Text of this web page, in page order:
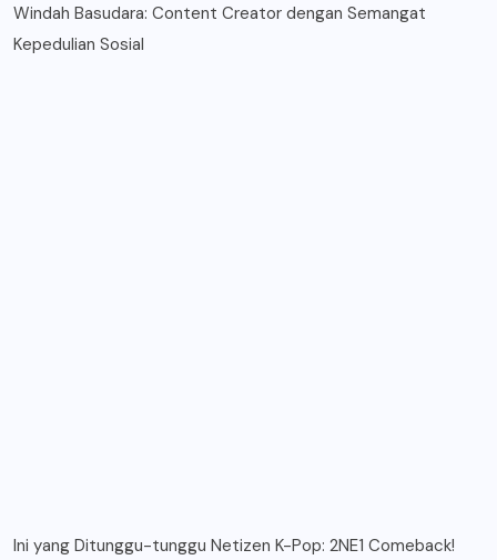
Windah Basudara: Content Creator dengan Semangat
Kepedulian Sosial
Ini yang Ditunggu-tunggu Netizen K-Pop: 2NE1 Comeback!